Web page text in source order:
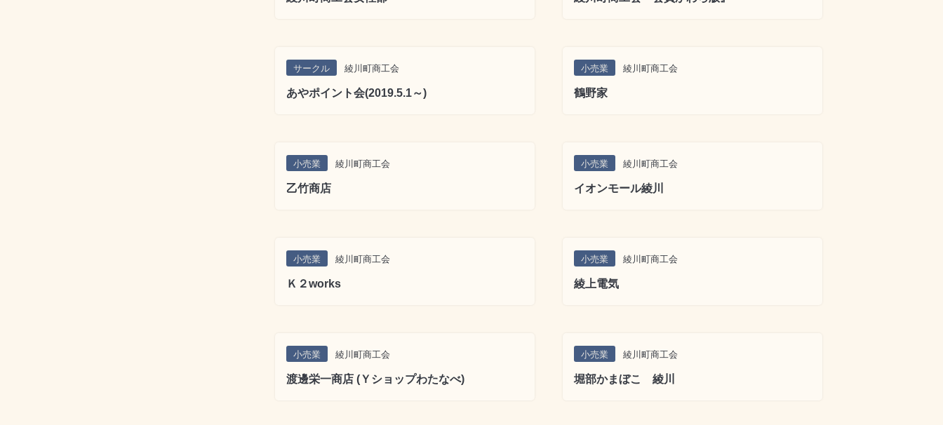
サークル 綾川町商工会
あやポイント会(2019.5.1～)
小売業 綾川町商工会
鶴野家
小売業 綾川町商工会
乙竹商店
小売業 綾川町商工会
イオンモール綾川
小売業 綾川町商工会
Ｋ２works
小売業 綾川町商工会
綾上電気
小売業 綾川町商工会
渡邊栄一商店 (Ｙショップわたなべ)
小売業 綾川町商工会
堀部かまぼこ 綾川